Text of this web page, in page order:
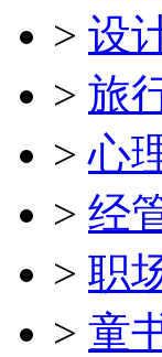
> 设
> 旅
>心
> 经
> 职
> 童